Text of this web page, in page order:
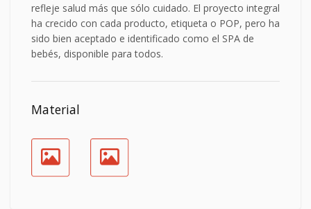
refleje salud más que sólo cuidado. El proyecto integral
ha crecido con cada producto, etiqueta o POP, pero ha
sido bien aceptado e identificado como el SPA de
bebés, disponible para todos.
Material